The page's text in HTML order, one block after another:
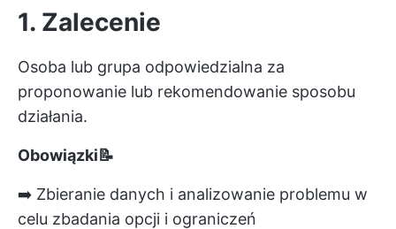
1. Zalecenie
Osoba lub grupa odpowiedzialna za
proponowanie lub rekomendowanie sposobu
działania.
Obowiązki📝
➡️ Zbieranie danych i analizowanie problemu w
celu zbadania opcji i ograniczeń